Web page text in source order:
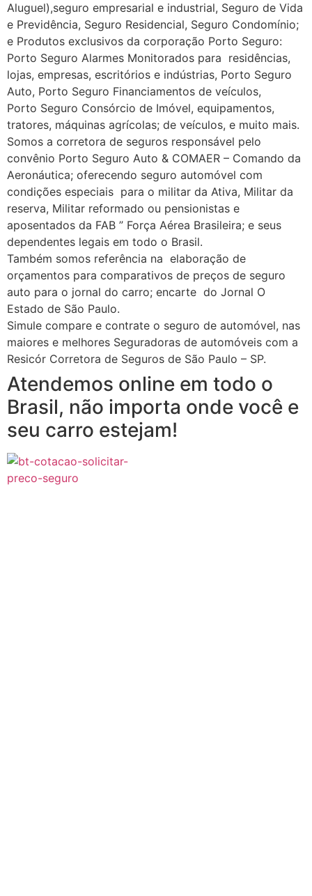
Aluguel),seguro empresarial e industrial, Seguro de Vida
e Previdência, Seguro Residencial, Seguro Condomínio;
e Produtos exclusivos da corporação Porto Seguro:
Porto Seguro Alarmes Monitorados para residências,
lojas, empresas, escritórios e indústrias, Porto Seguro
Auto, Porto Seguro Financiamentos de veículos,
Porto Seguro Consórcio de Imóvel, equipamentos,
tratores, máquinas agrícolas; de veículos, e muito mais.
Somos a corretora de seguros responsável pelo
convênio Porto Seguro Auto & COMAER – Comando da
Aeronáutica; oferecendo seguro automóvel com
condições especiais para o militar da Ativa, Militar da
reserva, Militar reformado ou pensionistas e
aposentados da FAB ” Força Aérea Brasileira; e seus
dependentes legais em todo o Brasil.
Também somos referência na elaboração de
orçamentos para comparativos de preços de seguro
auto para o jornal do carro; encarte do Jornal O
Estado de São Paulo.
Simule compare e contrate o seguro de automóvel, nas
maiores e melhores Seguradoras de automóveis com a
Resicór Corretora de Seguros de São Paulo – SP.
Atendemos online em todo o
Brasil, não importa onde você e
seu carro estejam!